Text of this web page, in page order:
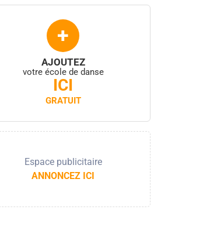
+
AJOUTEZ
votre école de danse
ICI
GRATUIT
Espace publicitaire
ANNONCEZ ICI